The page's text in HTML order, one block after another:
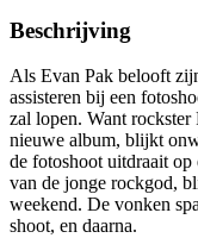
Beschrijving
Als Evan Pak belooft
assisteren bij een
zal lopen. Want
nieuwe album, blijkt
de fotoshoot uitdraait op
van de jonge rockgod,
weekend. De vonken
shoot, en daarna.